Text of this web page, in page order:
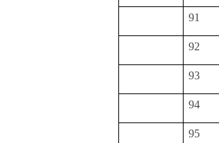
91
92
93
94
95